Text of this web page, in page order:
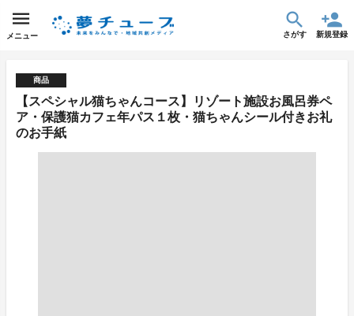
メニュー さがす 新規登録
商品
【スペシャル猫ちゃんコース】リゾート施設お風呂券ペ
ア・保護猫カフェ年パス１枚・猫ちゃんシール付きお礼
のお手紙